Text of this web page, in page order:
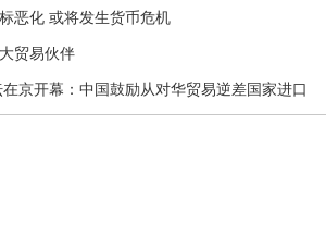
恶化 或将发生货币危机
贸易伙伴
京开幕：中国鼓励从对华贸易逆差国家进口